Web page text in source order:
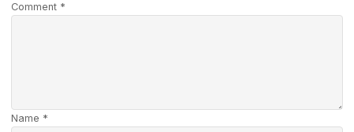
Comment *
Name *